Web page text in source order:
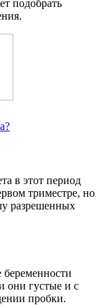
подобрать
в этот период
триместре, но
разрешенных
они густые и с
пробки.